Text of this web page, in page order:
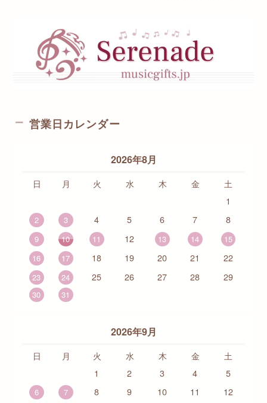
営業日カレンダー
2026年8月
日 月 火 水 木 金
土
1
2 3 4 5 6 7 8
9 10 11 12 13 14
15
16
17 18 19 20 21 22
23 24 25 26 27 28 29
30 31
2026年9月
日 月 火 水 木 金
土
1
2 3 4 5
6 7 8 9 10 11 12